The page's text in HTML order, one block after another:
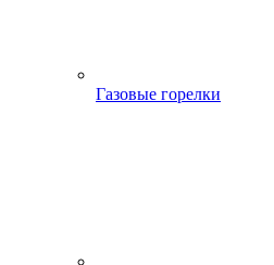
Газовые горелки